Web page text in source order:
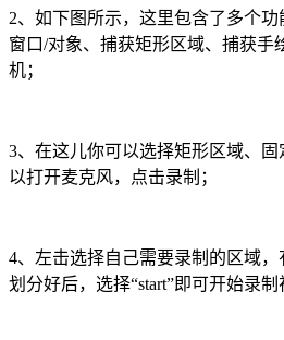
2、如下图所示，这里包含了多个
窗口/对象、捕获矩形区域、捕获手
机；
3、在这儿你可以选择矩形区域、
以打开麦克风，点击录制；
4、左击选择自己需要录制的区域，
划分好后，选择“start”即可开始录制